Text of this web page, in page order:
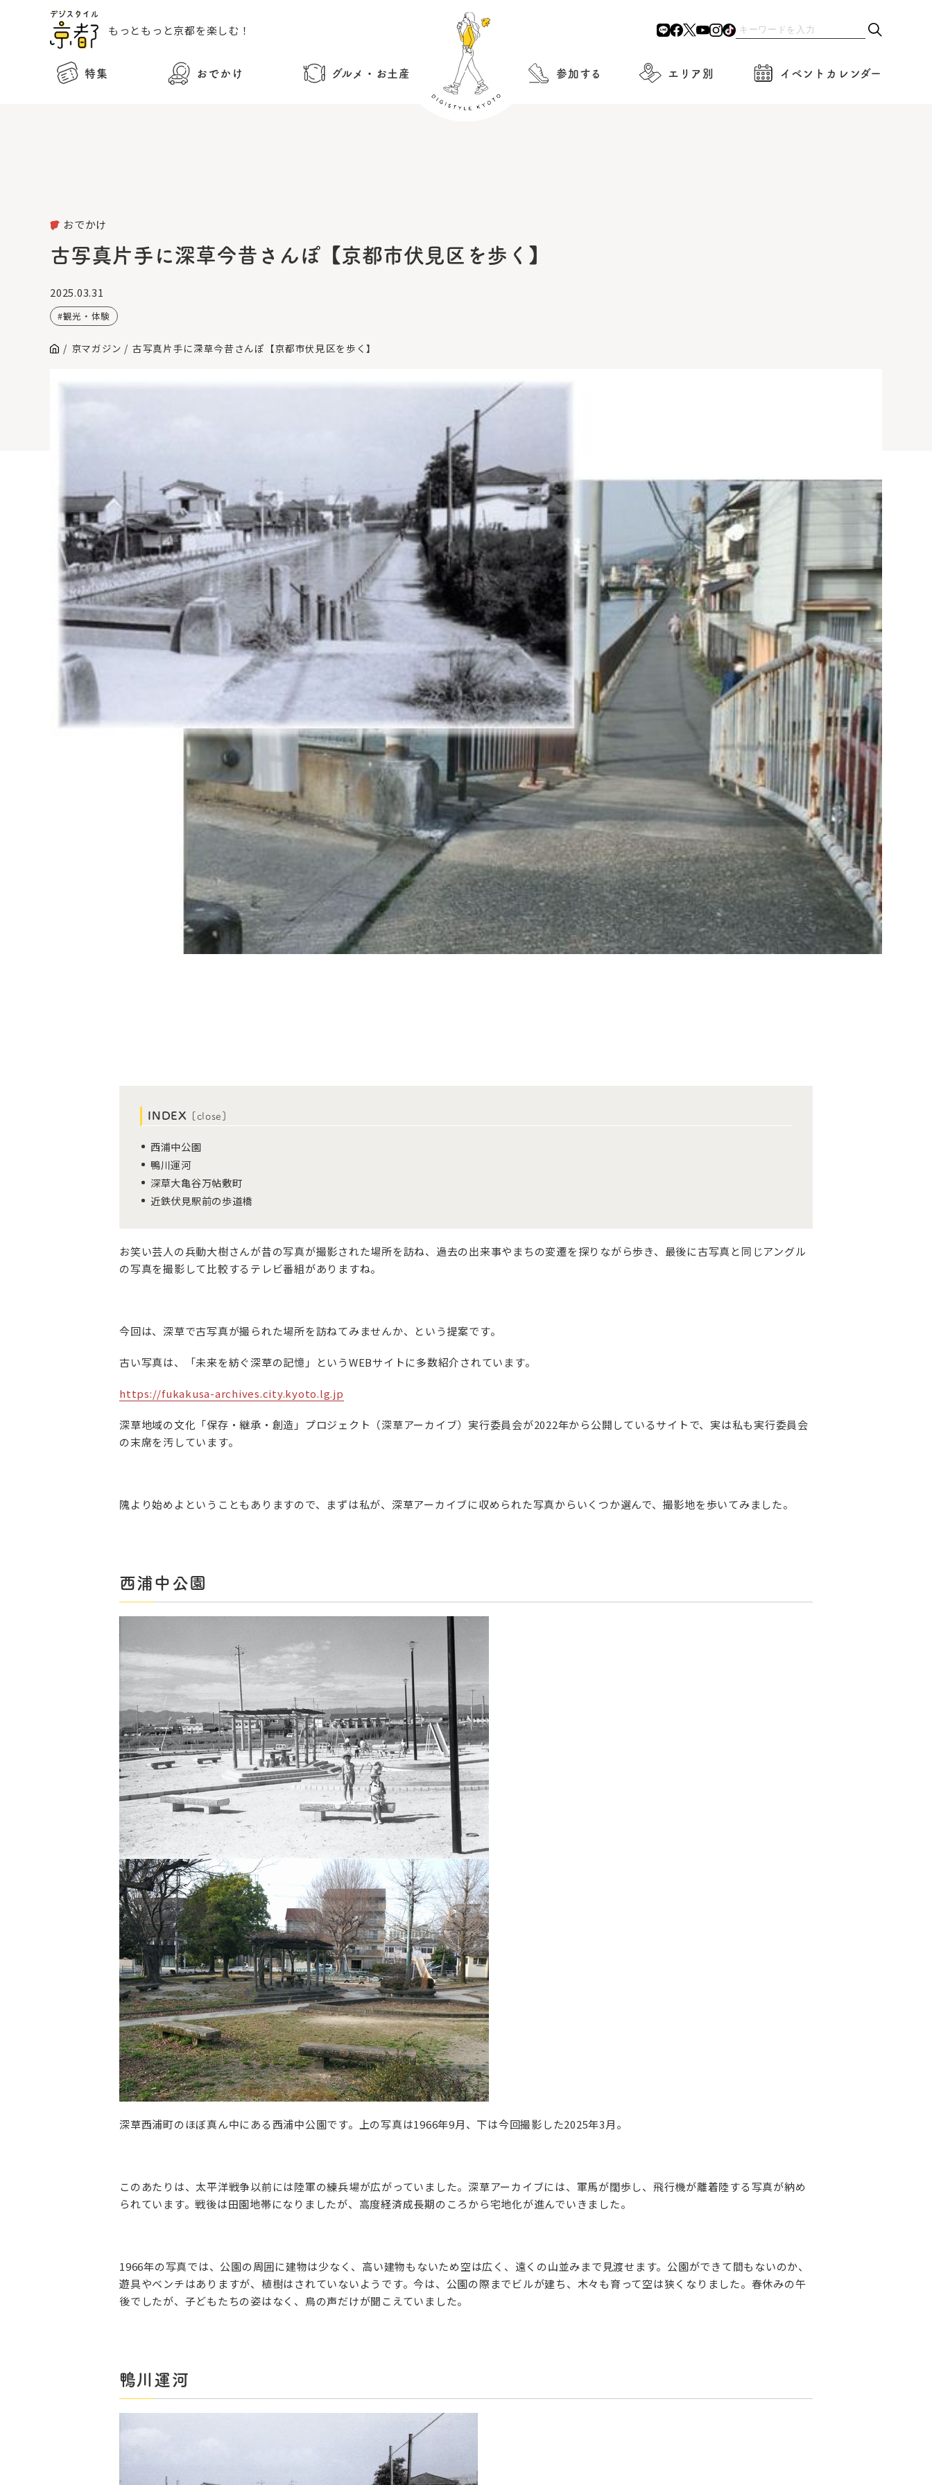
もっともっと京都を楽しむ！
特集 おでかけ グルメ・お土産 参加する エリア別 イベントカレンダー
おでかけ
古写真片手に深草今昔さんぽ【京都市伏見区を歩く】
2025.03.31
観光・体験
京マガジン 古写真片手に深草今昔さんぽ【京都市伏見区を歩く】
INDEX [ close ]
西浦中公園
鴨川運河
深草大亀谷万帖敷町
近鉄伏見駅前の歩道橋
お笑い芸人の兵動大樹さんが昔の写真が撮影された場所を訪ね、過去の出来事やまちの変遷を探りながら歩き、最後に古写真と同じアングル
の写真を撮影して比較するテレビ番組がありますね。
今回は、深草で古写真が撮られた場所を訪ねてみませんか、という提案です。
古い写真は、「未来を紡ぐ深草の記憶」というWEBサイトに多数紹介されています。
https://fukakusa-archives.city.kyoto.lg.jp
深草地域の文化「保存・継承・創造」プロジェクト（深草アーカイブ）実行委員会が2022年から公開しているサイトで、実は私も実行委員会
の末席を汚しています。
隗より始めよということもありますので、まずは私が、深草アーカイブに収められた写真からいくつか選んで、撮影地を歩いてみました。
西浦中公園
深草西浦町のほぼ真ん中にある西浦中公園です。上の写真は1966年9月、下は今回撮影した2025年3月。
このあたりは、太平洋戦争以前には陸軍の練兵場が広がっていました。深草アーカイブには、軍馬が闊歩し、飛行機が離着陸する写真が納め
られています。戦後は田園地帯になりましたが、高度経済成長期のころから宅地化が進んでいきました。
1966年の写真では、公園の周囲に建物は少なく、高い建物もないため空は広く、遠くの山並みまで見渡せます。公園ができて間もないのか、
遊具やベンチはありますが、植樹はされていないようです。今は、公園の際までビルが建ち、木々も育って空は狭くなりました。春休みの午
後でしたが、子どもたちの姿はなく、鳥の声だけが聞こえていました。
鴨川運河